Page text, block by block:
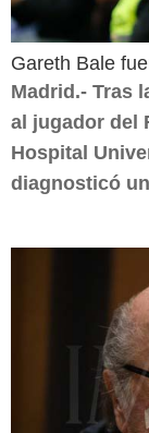
Gareth Bale
Madrid.- Tras
al jugador del
Hospital
diagnosticó